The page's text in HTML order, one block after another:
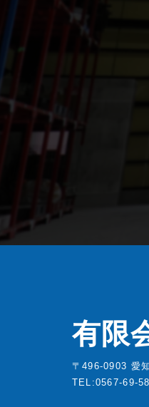
有限
〒496-0903 愛
TEL:0567-69-